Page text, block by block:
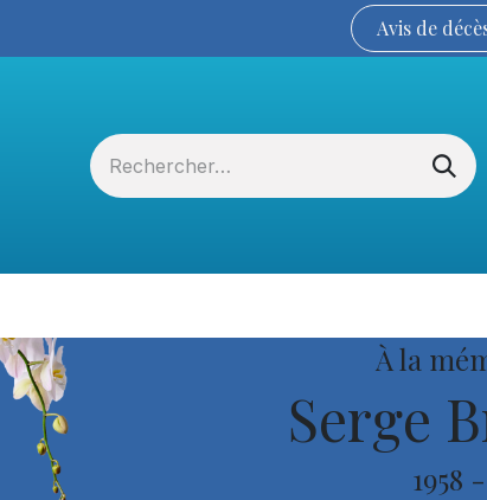
Avis de
À la
Serge
1958 -